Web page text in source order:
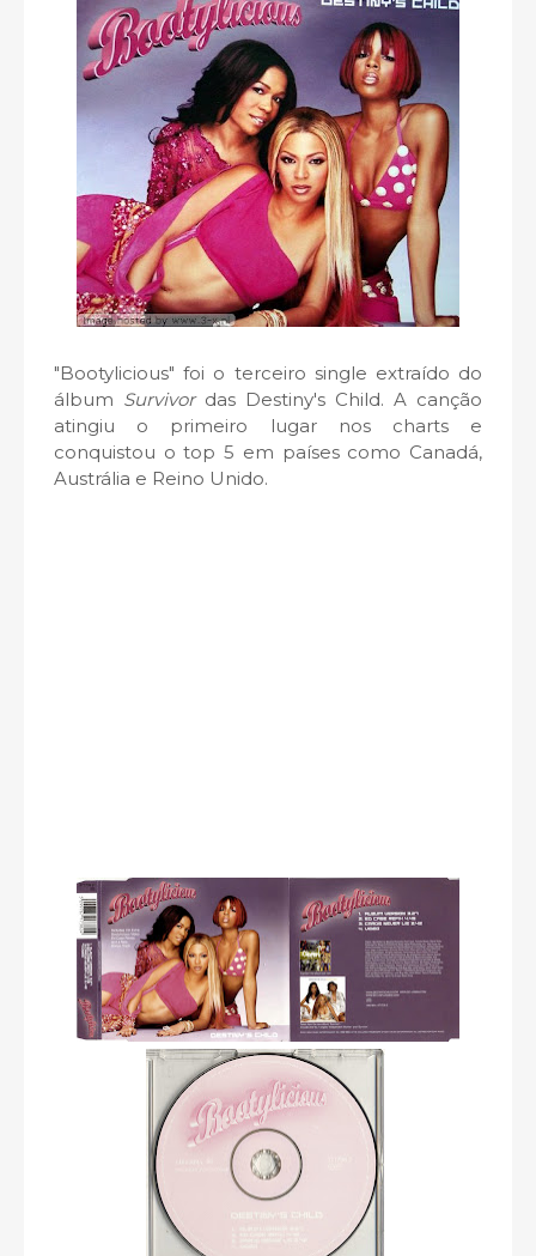
"Bootylicious" foi o terceiro single extraído do
álbum Survivordas Destiny's Child. A canção
atingiu o primeiro lugar nos charts e
conquistou o top 5 em países como Canadá,
Austrália e Reino Unido.